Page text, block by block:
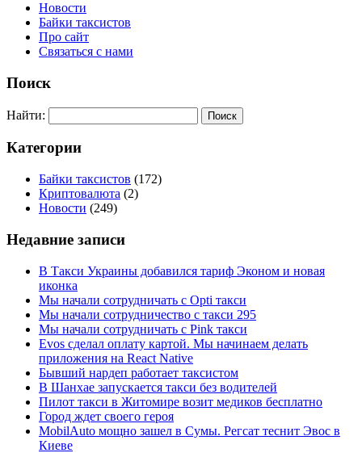
Новости
Байки таксистов
Про сайт
Связаться с нами
Поиск
Найти:
Категории
Байки таксистов (172)
Криптовалюта (2)
Новости (249)
Недавние записи
В Такси Украины добавился тариф Эконом и новая
иконка
Мы начали сотрудничать с Opti такси
Мы начали сотрудничество с такси 295
Мы начали сотрудничать с Pink такси
Evos сделал оплату картой. Мы начинаем делать
приложения на React Native
Бывший нардеп работает таксистом
В Шанхае запускается такси без водителей
Пилот такси в Житомире возит медиков бесплатно
Город ждет своего героя
MobilAuto мощно зашел в Сумы. Регсат теснит Эвос в
Киеве